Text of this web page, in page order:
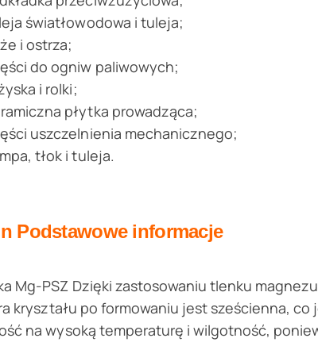
światłowodowa i tuleja;
i ostrza;
do ogniw paliwowych;
i rolki;
płytka prowadząca;
uszczelnienia mechanicznego;
tłok i tuleja.
Podstawowe informacje
Mg-PSZ Dzięki zastosowaniu tlenku
kryształu po formowaniu jest sześcienna,
na wysoką temperaturę i wilgotność,